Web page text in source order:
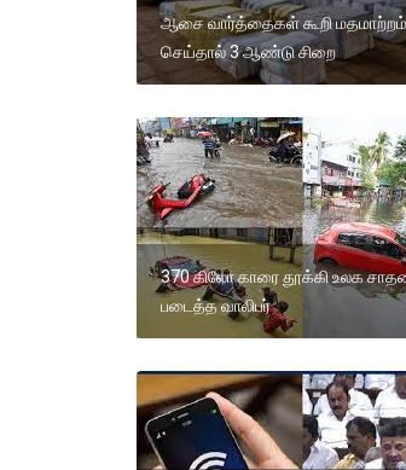
ஆசை வார்த்தைகள் கூறி மதமாற்றம்
செய்தால் 3 ஆண்டு சிறை
370 கிலோ காரை தூக்கி உலக
படைத்த வாலிபர்